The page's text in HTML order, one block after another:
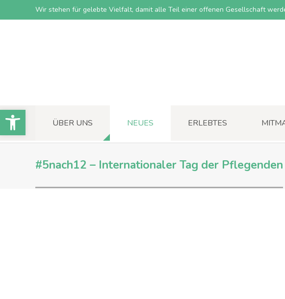
Wir stehen für gelebte Vielfalt, damit alle Teil einer offenen Gesellschaft
ÜBER UNS NEUES ERLEBTES
#5nach12 – Internationaler Tag der Pflegenden
Open toolbar